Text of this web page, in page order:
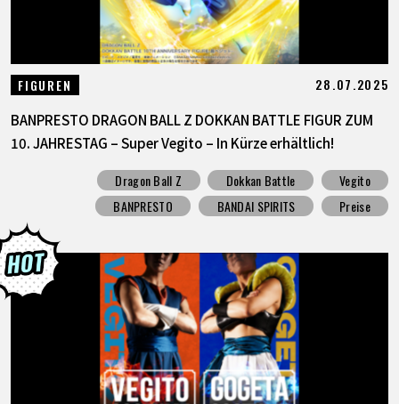
FIGUREN 28.07.2025
BANPRESTO DRAGON BALL Z DOKKAN BATTLE FIGUR ZUM
10. JAHRESTAG – Super Vegito – In Kürze erhältlich!
Dragon Ball Z Dokkan Battle
Vegito
BANPRESTO
BANDAI SPIRITS Preise